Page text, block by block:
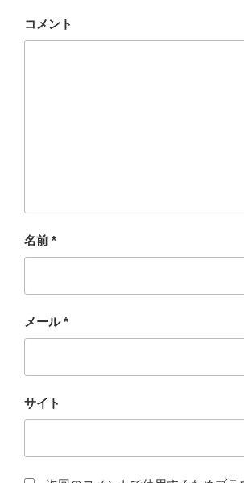
コメント
名前 *
メール*
サイト